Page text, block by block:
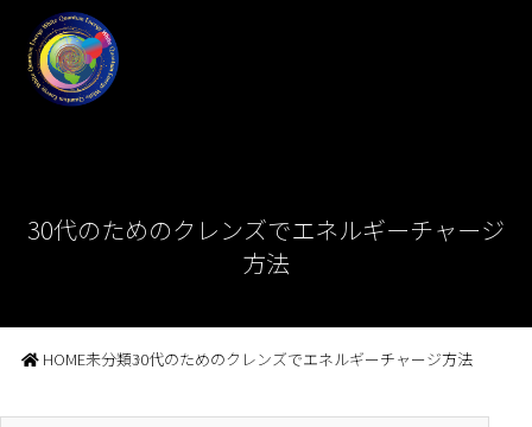
30代のためのクレンズでエネルギーチャージ
方法
HOME未分類30代のためのクレンズでエネルギーチャージ方法